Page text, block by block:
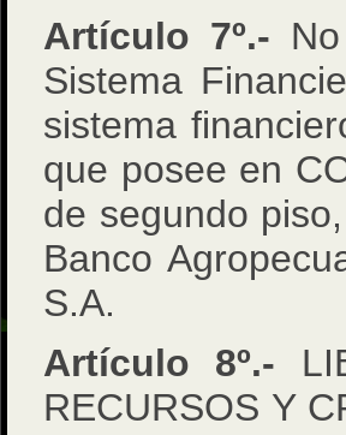
Artículo 7º.-
Sistema
sistema
que posee en
de segundo
Banco
S.A.
Artículo 8º.-
RECURSOS Y